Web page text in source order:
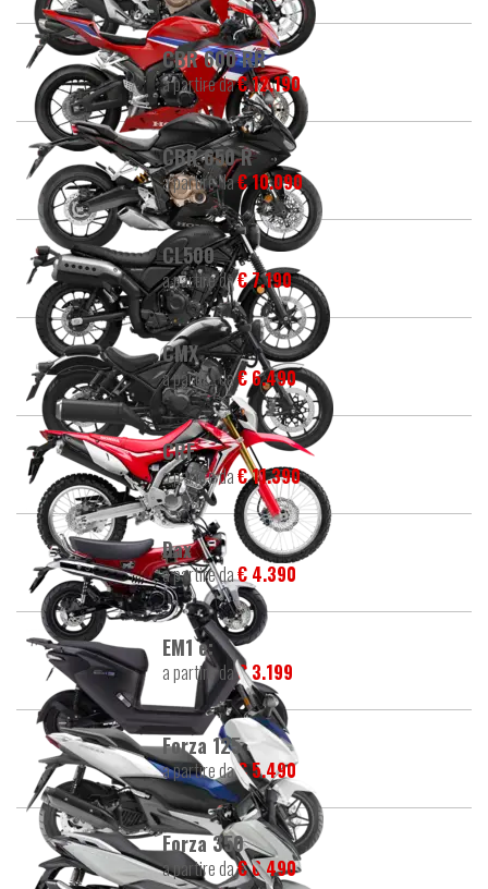
CBR 600 RR
a partire da€ 12.190
CBR 650 R
a partire da€ 10.090
CL500
a partire da€ 7.190
CMX
a partire da€ 6.490
CRF
a partire da€ 11.390
Dax
a partire da€ 4.390
EM1 e:
a partire da€ 3.199
Forza 125
a partire da€ 5.490
Forza 350
a partire da€ 6.490